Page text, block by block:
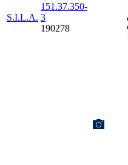
S.I.L.A.
151.37.350-
3
190278